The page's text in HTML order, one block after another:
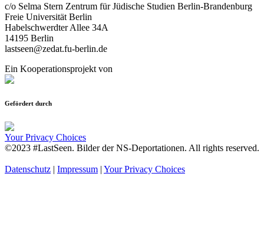
c/o Selma Stern Zentrum für Jüdische Studien Berlin-Brandenburg
Freie Universität Berlin
Habelschwerdter Allee 34A
14195 Berlin
lastseen@zedat.fu-berlin.de
Ein Kooperationsprojekt von
Gefördert durch
Your Privacy Choices
©2023 #LastSeen. Bilder der NS-Deportationen. All rights reserved.
Datenschutz | Impressum | Your Privacy Choices